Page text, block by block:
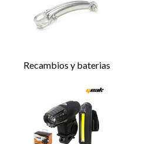
Recambios y baterias